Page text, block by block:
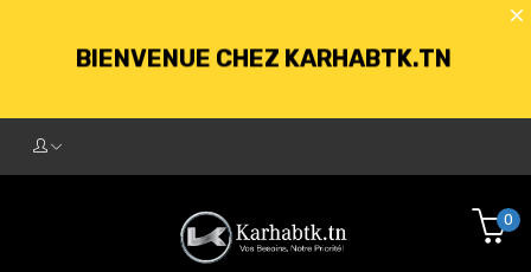
BIENVENUE CHEZ KARHABTK.TN
0